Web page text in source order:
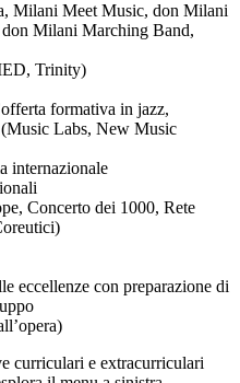
Milani Meet Music, don Milani
Milani Marching Band,
Trinity)
formativa in jazz,
Labs, New Music
internazionale
Concerto dei 1000, Rete
eccellenze con preparazione di
curriculari e extracurriculari